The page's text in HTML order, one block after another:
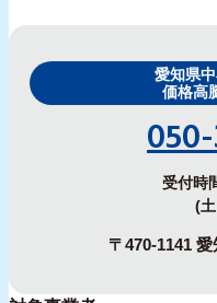
愛知県
価格高
受付時
(
〒470-1141